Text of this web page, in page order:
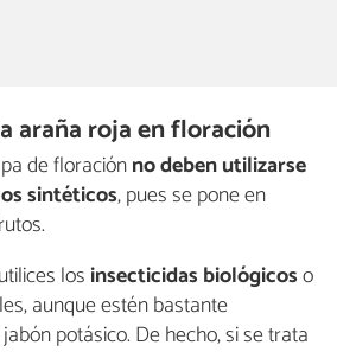
araña roja en floración
de floraciónno deben utilizarse
sintéticos, pues se pone en
los insecticidas biológicoso
aunque estén bastante
potásico. De hecho, si se trata